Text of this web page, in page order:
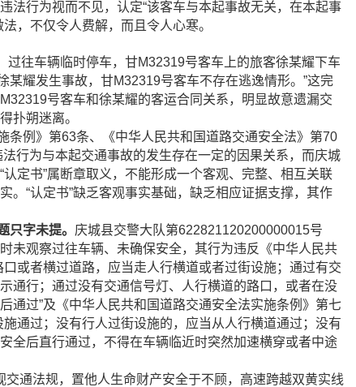
法行为视而不见，认定“该客车与本起事故无关，在本起事
，不仅令人费解，而且令人心寒。
往车辆临时停车，甘M32319号客车上的旅客徐某耀下车
某耀发生事故，甘M32319号客车不存在逃逸情形。”这完
号客车和徐某耀的客运合同关系，明显故意遗漏交
扑朔迷离。
例》第63条、《中华人民共和国道路交通安全法》第70
行为与本起交通事故的发生存在一定的因果关系，而庆城
定书”属断章取义，不能形成一个客观、完整、相互关联
。“认定书”缺乏客观事实基础，缺乏相应证据支撑，其作
只字未提。 庆城县交警大队第622821120200000015号
未观察过往车辆、未确保安全，其行为违反《中华人民共
或者横过道路，应当走人行横道或者过街设施；通过有交
通行；通过没有交通信号灯、人行横道的路口，或者在没
通过”及《中华人民共和国道路交通安全法实施条例》第七
通过；没有行人过街设施的，应当从人行横道通过；没有
全后直行通过，不得在车辆临近时突然加速横穿或者中途
通法规，置他人生命财产安全于不顾，高速跨越双黄实线